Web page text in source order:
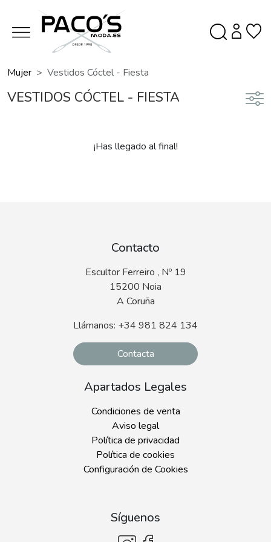
Mujer Vestidos Cóctel - Fiesta
VESTIDOS CÓCTEL - FIESTA
¡Has llegado al final!
Contacto
Escultor Ferreiro , Nº 19
15200 Noia
A Coruña
Llámanos: +34 981 824 134
Contacta
Apartados Legales
Condiciones de venta
Aviso legal
Política de privacidad
Política de cookies
Configuración de Cookies
Síguenos